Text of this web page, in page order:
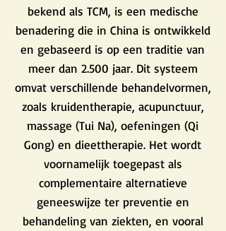
bekend als TCM, is een medische
benadering die in China is ontwikkeld
en gebaseerd is op een traditie van
meer dan 2.500 jaar. Dit systeem
omvat verschillende behandelvormen,
zoals kruidentherapie, acupunctuur,
massage (Tui Na), oefeningen (Qi
Gong) en dieettherapie. Het wordt
voornamelijk toegepast als
complementaire alternatieve
geneeswijze ter preventie en
behandeling van ziekten, en vooral